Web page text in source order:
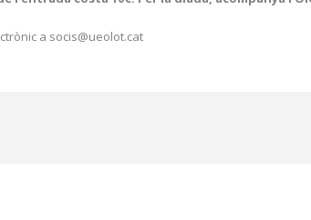
a socis@ueolot.cat